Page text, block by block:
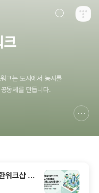
크
크는 도시에서 농사를
동체를 만듭니다.
워크샵 후